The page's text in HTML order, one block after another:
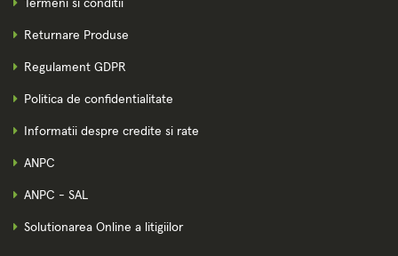
Termeni si conditii
Returnare Produse
Regulament GDPR
Politica de confidentialitate
Informatii despre credite si rate
ANPC
ANPC - SAL
Solutionarea Online a litigiilor